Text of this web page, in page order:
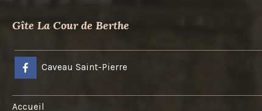
Gîte La Cour de Berthe
Caveau Saint-Pierre
Accueil